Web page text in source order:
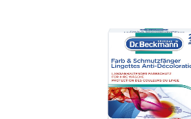
In den